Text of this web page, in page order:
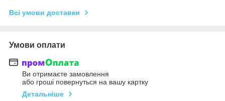
Всі умови доставки
Умови оплати
Ви отримаєте замовлення
або гроші повернуться на вашу картку
Детальніше